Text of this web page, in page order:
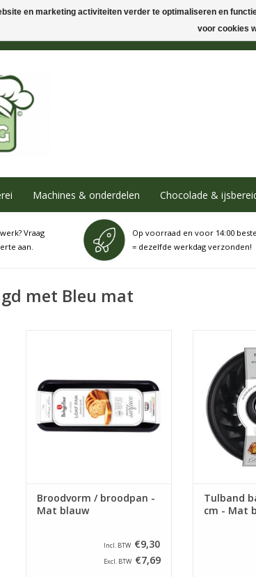
Machines & onderdelen Chocolade &
Vraag
aan.
Op voorraad en voor 14:00
= dezelfde werkdag verzonden!
met Bleu mat
Broodvorm / broodpan -
Mat blauw
Incl. BTW €9,30
Excl. BTW €7,69
bakvorm -
TOEVOEGEN
Tulband
cm - Mat
en marketing activiteiten verder te optimaliseren en
voor cookies